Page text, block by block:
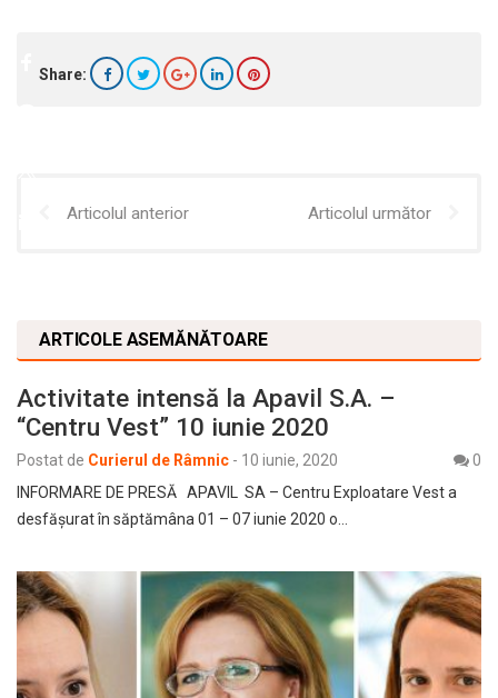
Share:
Articolul anterior Articolul următor
ARTICOLE ASEMĂNĂTOARE
Activitate intensă la Apavil S.A. –
“Centru Vest” 10 iunie 2020
Postat de Curierul de Râmnic - 10 iunie, 2020
0
INFORMARE DE PRESĂ APAVIL SA – Centru Exploatare Vest a
desfăşurat în săptămâna 01 – 07 iunie 2020 o…